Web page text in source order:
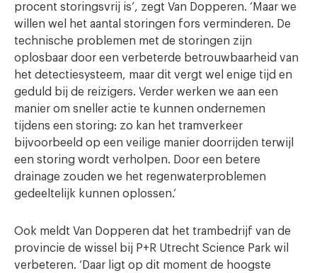
procent storingsvrij is’, zegt Van Dopperen. ‘Maar we
willen wel het aantal storingen fors verminderen. De
technische problemen met de storingen zijn
oplosbaar door een verbeterde betrouwbaarheid van
het detectiesysteem, maar dit vergt wel enige tijd en
geduld bij de reizigers. Verder werken we aan een
manier om sneller actie te kunnen ondernemen
tijdens een storing: zo kan het tramverkeer
bijvoorbeeld op een veilige manier doorrijden terwijl
een storing wordt verholpen. Door een betere
drainage zouden we het regenwaterproblemen
gedeeltelijk kunnen oplossen.’
Ook meldt Van Dopperen dat het trambedrijf van de
provincie de wissel bij P+R Utrecht Science Park wil
verbeteren. ‘Daar ligt op dit moment de hoogste